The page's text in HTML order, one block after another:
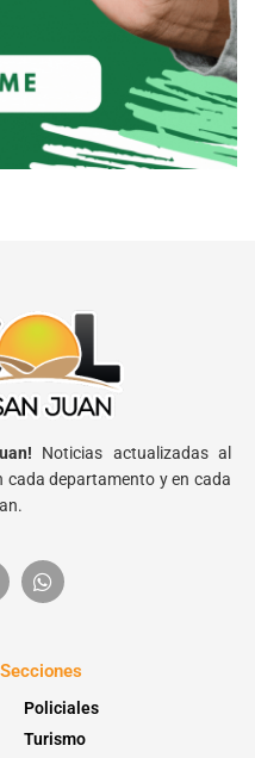
Noticias actualizadas al
cada departamento y en cada
Secciones
Policiales
Turismo